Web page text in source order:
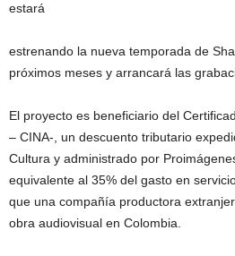
estará
estrenando la nueva temporada de
próximos meses y arrancará las
El proyecto es beneficiario del
– CINA-, un descuento tributario
Cultura y administrado por
equivalente al 35% del gasto en
que una compañía productora
obra audiovisual en Colombia.